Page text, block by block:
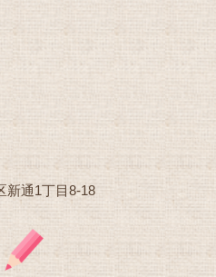
新通1丁目8-18